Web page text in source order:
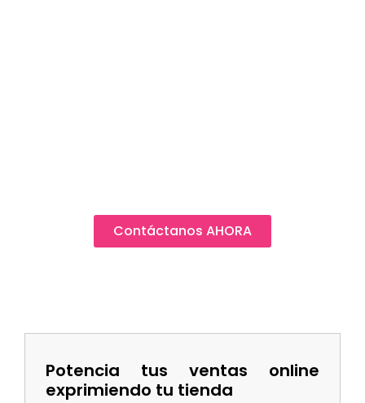
Contáctanos AHORA
Potencia tus ventas online
exprimiendo tu tienda